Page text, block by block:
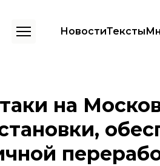
НовостиТексты
НПЗ вывели из строя обе
на